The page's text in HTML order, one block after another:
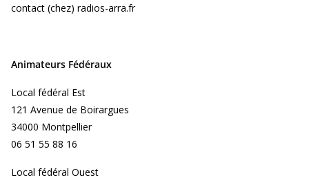
contact (chez) radios-arra.fr
Animateurs Fédéraux
Local fédéral Est
121 Avenue de Boirargues
34000 Montpellier
06 51 55 88 16
Local fédéral Ouest